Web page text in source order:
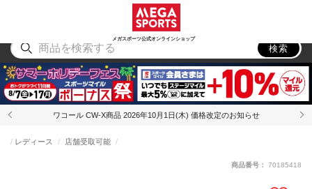
メガスポーツ公式オンラインショップ
アウトドア
検索
ワコール CW-X商品 2026年10月1日(木) 価格改定のお知らせ
レディース 店舗受取可能
商品番号： 70185418